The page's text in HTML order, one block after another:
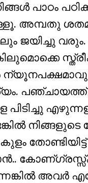
പാഠം
അമ്പതു
ജയിച്ചു
നിങ്ങളുടെ
തോണ്ടിയിട്ട്
അവര്‍